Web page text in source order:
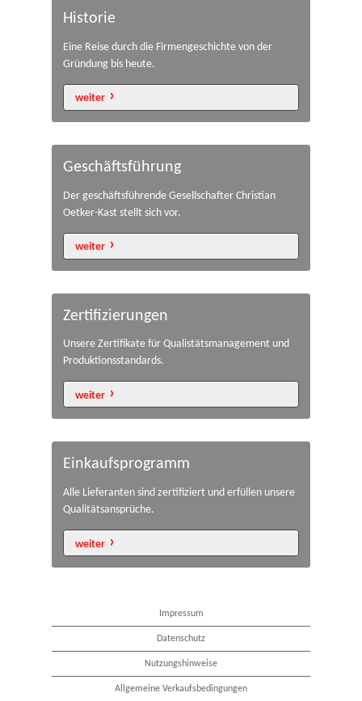
Historie
Eine Reise durch die Firmengeschichte von der
Gründung bis heute.
weiter
Geschäftsführung
Der geschäftsführende Gesellschafter Christian
Oetker-Kast stellt sich vor.
weiter
Zertifizierungen
Unsere Zertifikate für Qualistätsmanagement und
Produktionsstandards.
weiter
Einkaufsprogramm
Alle Lieferanten sind zertifiziert und erfüllen unsere
Qualitätsansprüche.
weiter
Impressum
Datenschutz
Nutzungshinweise
Allgemeine Verkaufsbedingungen